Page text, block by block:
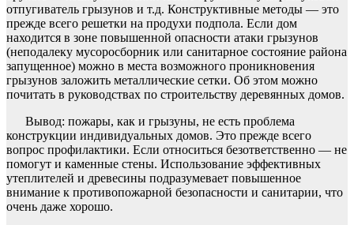
отпугиватель грызунов и т.д. Конструктивные методы — это
прежде всего решетки на продухи подпола. Если дом
находится в зоне повышенной опасности атаки грызунов
(неподалеку мусоросборник или санитарное состояние района
запущенное) можно в места возможного проникновения
грызунов заложить металлические сетки. Об этом можно
почитать в руководствах по строительству деревянных домов.
Вывод: пожары, как и грызуны, не есть проблема
конструкции индивидуальных домов. Это прежде всего
вопрос профилактики. Если относиться безответственно — не
помогут и каменные стены. Использование эффективных
утеплителей и древесины подразумевает повышенное
внимание к противопожарной безопасности и санитарии, что
очень даже хорошо.